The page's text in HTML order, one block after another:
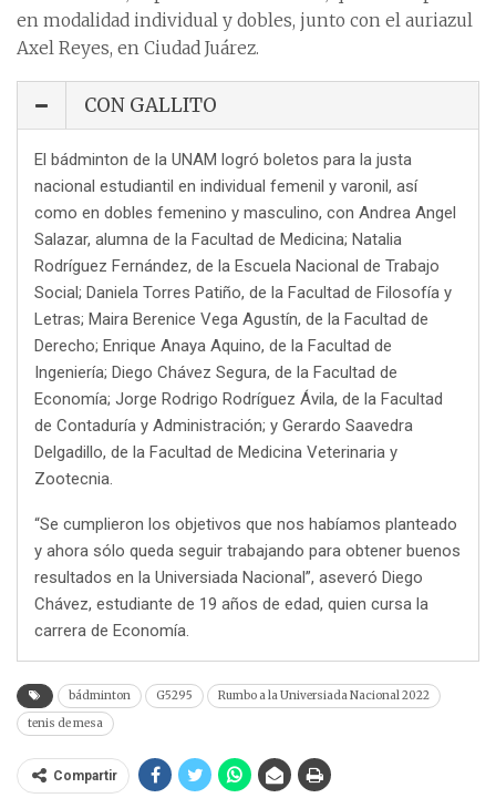
en modalidad individual y dobles, junto con el auriazul
Axel Reyes, en Ciudad Juárez.
CON GALLITO
El bádminton de la UNAM logró boletos para la justa
nacional estudiantil en individual femenil y varonil, así
como en dobles femenino y masculino, con Andrea Angel
Salazar, alumna de la Facultad de Medicina; Natalia
Rodríguez Fernández, de la Escuela Nacional de Trabajo
Social; Daniela Torres Patiño, de la Facultad de Filosofía y
Letras; Maira Berenice Vega Agustín, de la Facultad de
Derecho; Enrique Anaya Aquino, de la Facultad de
Ingeniería; Diego Chávez Segura, de la Facultad de
Economía; Jorge Rodrigo Rodríguez Ávila, de la Facultad
de Contaduría y Administración; y Gerardo Saavedra
Delgadillo, de la Facultad de Medicina Veterinaria y
Zootecnia.
“Se cumplieron los objetivos que nos habíamos planteado
y ahora sólo queda seguir trabajando para obtener buenos
resultados en la Universiada Nacional”, aseveró Diego
Chávez, estudiante de 19 años de edad, quien cursa la
carrera de Economía.
bádminton G5295
Rumbo a la Universiada Nacional 2022
tenis de mesa
Compartir